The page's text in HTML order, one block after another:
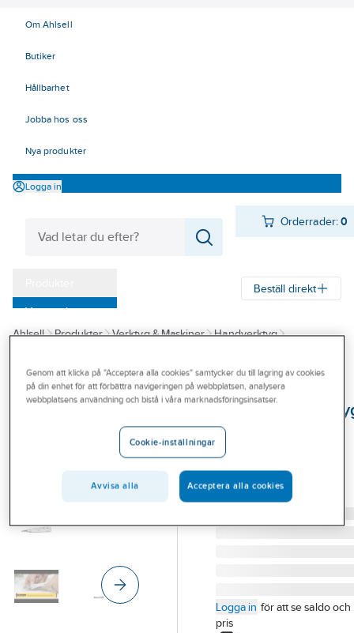
Om Ahlsell
Butiker
Hållbarhet
Jobba hos oss
Nya produkter
Logga in
Orderrader:0
Varumärken
Kampanjer
Outlet
Branscher
Beställ direkt
Ahlsell Produkter Verktyg & Maskiner
Handverktyg
IRONSIDE
Ironside LSA
MONTERINGSVERKTYG
IRONSIDE LSA 102535
Artikelnummer:
102535
Logga in för att se saldo och
pris
Genom att klicka på "Acceptera alla cookies" samtycker du till lagring av cookies
på din enhet för att förbättra navigeringen på webbplatsen, analysera
webbplatsens användning och bistå i våra marknadsföringsinsatser.
Cookie-inställningar
Avvisa alla Acceptera alla cookies